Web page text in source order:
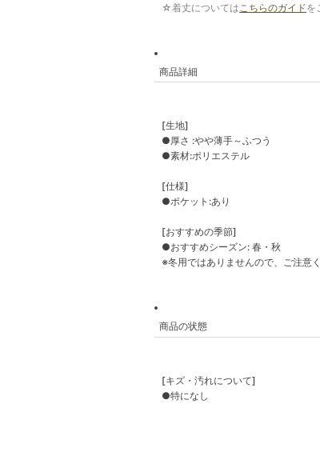
☆着丈についてはこちらのガイドを
商品詳細
[生地]
●厚さ :やや薄手～ふつう
●素材:ポリエステル
[仕様]
●ポケット:あり
[おすすめの季節]
●おすすめシーズン: 春・秋
※冬用ではありませんので、ご注意く
商品の状態
[キズ・汚れについて]
●特になし